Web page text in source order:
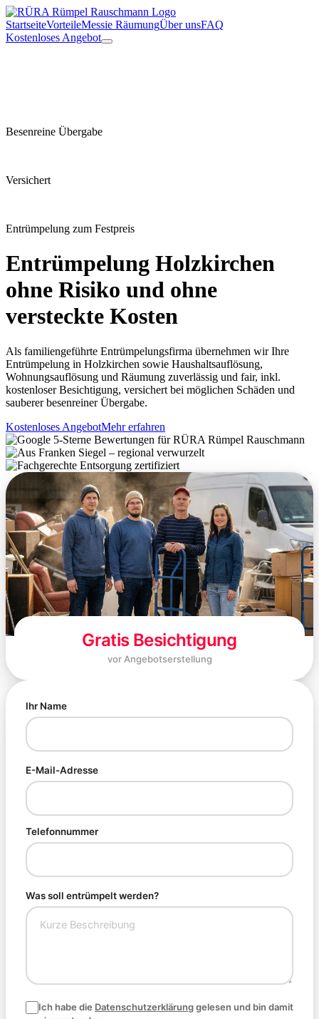
StartseiteVorteileMessie RäumungÜber unsFAQ
Kostenloses Angebot
Besenreine Übergabe
Versichert
Entrümpelung zum Festpreis
Entrümpelung Holzkirchen
ohne Risiko und ohne
versteckte Kosten
Als familiengeführte Entrümpelungsfirma übernehmen wir Ihre
Entrümpelung in Holzkirchen sowie Haushaltsauflösung,
Wohnungsauflösung und Räumung zuverlässig und fair, inkl.
kostenloser Besichtigung, versichert bei möglichen Schäden und
sauberer besenreiner Übergabe.
Kostenloses AngebotMehr erfahren
Gratis Besichtigung
vor Angebotserstellung
Ihr Name
E-Mail-Adresse
Telefonnummer
Was soll entrümpelt werden?
Ich habe die Datenschutzerklärunggelesen und bin damit